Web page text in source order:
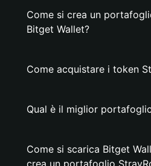
Come si crea un
Bitget Wallet?
Come acquistare i token
Qual è il miglior
Come si scarica Bitget
crea un portafoglio